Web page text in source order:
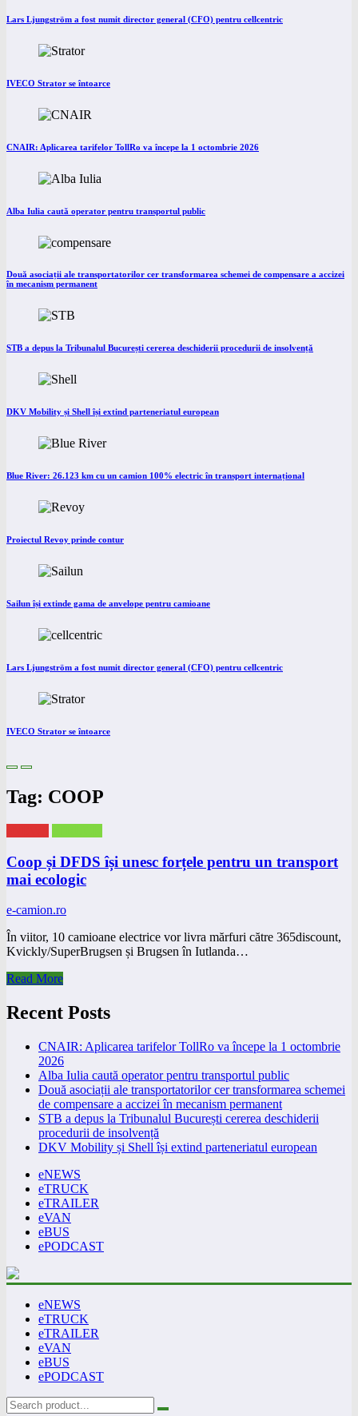
Lars Ljungström a fost numit director general (CFO) pentru cellcentric
IVECO Strator se întoarce
CNAIR: Aplicarea tarifelor TollRo va începe la 1 octombrie 2026
Alba Iulia caută operator pentru transportul public
Două asociații ale transportatorilor cer transformarea schemei de compensare a accizei
în mecanism permanent
STB a depus la Tribunalul București cererea deschiderii procedurii de insolvență
DKV Mobility și Shell își extind parteneriatul european
Blue River: 26.123 km cu un camion 100% electric în transport internațional
Proiectul Revoy prinde contur
Sailun își extinde gama de anvelope pentru camioane
Lars Ljungström a fost numit director general (CFO) pentru cellcentric
IVECO Strator se întoarce
Tag: COOP
Coop și DFDS își unesc forțele pentru un transport
mai ecologic
e-camion.ro
În viitor, 10 camioane electrice vor livra mărfuri către 365discount,
Kvickly/SuperBrugsen și Brugsen în Iutlanda…
Read More
Recent Posts
CNAIR: Aplicarea tarifelor TollRo va începe la 1 octombrie
2026
Alba Iulia caută operator pentru transportul public
Două asociații ale transportatorilor cer transformarea schemei
de compensare a accizei în mecanism permanent
STB a depus la Tribunalul București cererea deschiderii
procedurii de insolvență
DKV Mobility și Shell își extind parteneriatul european
eNEWS
eTRUCK
eTRAILER
eVAN
eBUS
ePODCAST
eNEWS
eTRUCK
eTRAILER
eVAN
eBUS
ePODCAST